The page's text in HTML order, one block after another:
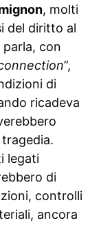
, molti
del diritto al
parla, con
”,
di
ricadeva
legati
di
controlli
ancora